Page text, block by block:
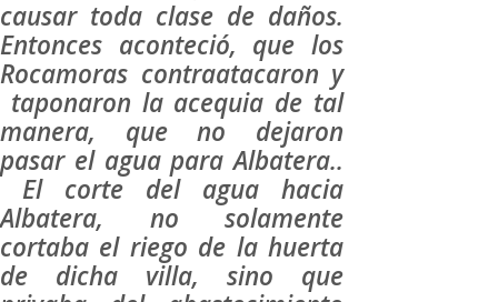
causar toda clase de daños.
Entonces aconteció, que los
Rocamoras contraatacaron y
taponaron la acequia de tal
manera, que no dejaron
pasar el agua para Albatera..
El corte del agua hacia
Albatera, no solamente
cortaba el riego de la huerta
de dicha villa, sino que